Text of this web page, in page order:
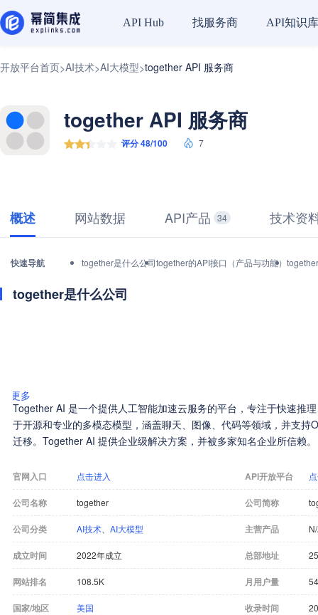
API Hub 找服务商 API知识库
开放平台首页>AI技术>AI大模型>together API 服务商
together API 服务商
评分 48/100 7
概述 网站数据 API产品 34 技术资
快速导航 together是什么公司together的API接口（产品与功能）
together是什么公司
更多
Together AI 是一个提供人工智能加速云服务的平台，专注于快速推
于开源和专业的多模态模型，涵盖聊天、图像、代码等领域，并支持
迁移。Together AI 提供企业级解决方案，并被多家知名企业所信赖。
官网入口 点击进入 API开放平台
公司名称 together 公司简称
公司分类 AI技术 AI大模型 主营产品
成立时间 2022年成立 总部地址
网站排名 108.5K 月用户量
国家/地区 美国 收录时间